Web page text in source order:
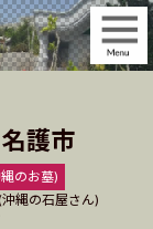
護市
のお墓)
縄の石屋さん)